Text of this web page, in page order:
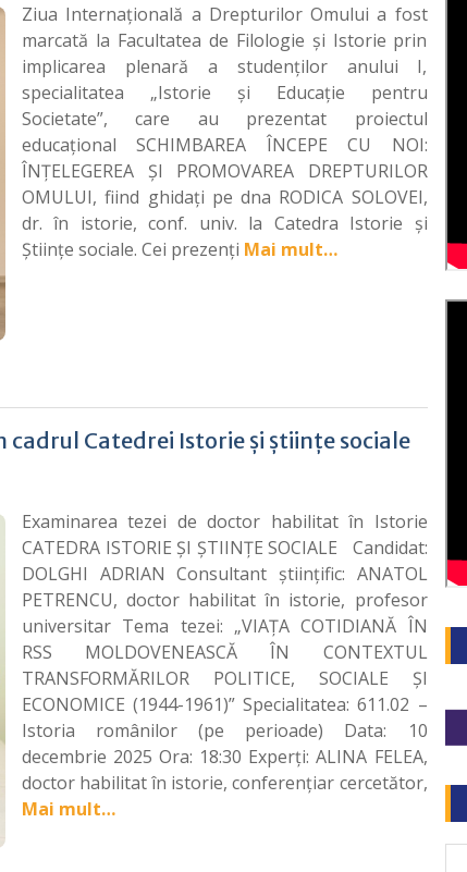
Ziua Internațională a Drepturilor Omului a fost
marcată la Facultatea de Filologie și Istorie prin
implicarea plenară a studenților anului I,
specialitatea „Istorie și Educație pentru
Societate”, care au prezentat proiectul
educațional SCHIMBAREA ÎNCEPE CU NOI:
ÎNȚELEGEREA ȘI PROMOVAREA DREPTURILOR
OMULUI, fiind ghidați pe dna RODICA SOLOVEI,
dr. în istorie, conf. univ. la Catedra Istorie și
Științe sociale. Cei prezenți Mai mult…
Catedrei Istorie și științe sociale
Examinarea tezei de doctor habilitat în Istorie
CATEDRA ISTORIE ȘI ȘTIINȚE SOCIALE Candidat:
DOLGHI ADRIAN Consultant științific: ANATOL
PETRENCU, doctor habilitat în istorie, profesor
universitar Tema tezei: „VIAȚA COTIDIANĂ ÎN
RSS MOLDOVENEASCĂ ÎN CONTEXTUL
TRANSFORMĂRILOR POLITICE, SOCIALE ȘI
ECONOMICE (1944-1961)” Specialitatea: 611.02 –
Istoria românilor (pe perioade) Data: 10
decembrie 2025 Ora: 18:30 Experți: ALINA FELEA,
doctor habilitat în istorie, conferențiar cercetător,
Mai mult…